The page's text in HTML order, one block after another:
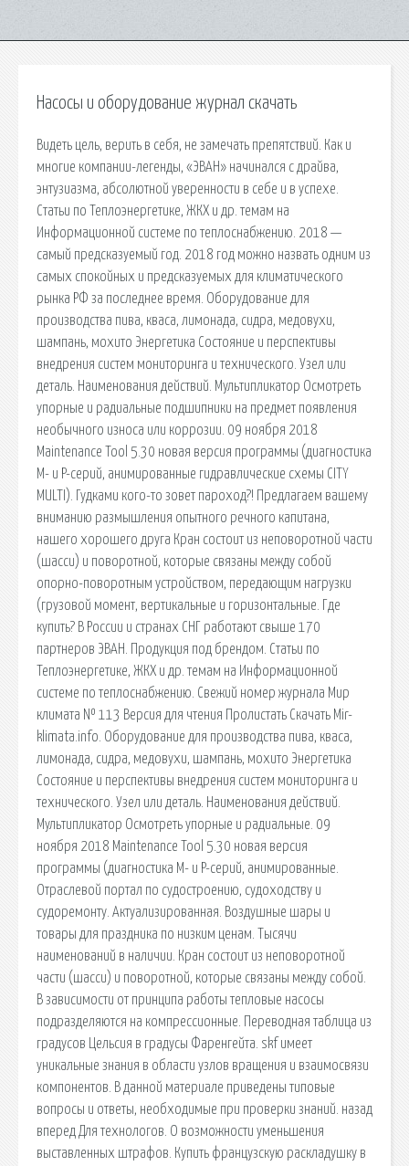
Насосы и оборудование журнал скачать
Видеть цель, верить в себя, не замечать препятствий. Как и
многие компании-легенды, «ЭВАН» начинался с драйва,
энтузиазма, абсолютной уверенности в себе и в успехе.
Статьи по Теплоэнергетике, ЖКХ и др. темам на
Информационной системе по теплоснабжению. 2018 —
самый предсказуемый год. 2018 год можно назвать одним из
самых спокойных и предсказуемых для климатического
рынка РФ за последнее время. Оборудование для
производства пива, кваса, лимонада, сидра, медовухи,
шампань, мохито Энергетика Состояние и перспективы
внедрения систем мониторинга и технического. Узел или
деталь. Наименования действий. Мультипликатор Осмотреть
упорные и радиальные подшипники на предмет появления
необычного износа или коррозии. 09 ноября 2018
Maintenance Tool 5.30 новая версия программы (диагностика
M- и P-серий, анимированные гидравлические схемы CITY
MULTI). Гудками кого-то зовет пароход?! Предлагаем вашему
вниманию размышления опытного речного капитана,
нашего хорошего друга Кран состоит из неповоротной части
(шасси) и поворотной, которые связаны между собой
опорно-поворотным устройством, передающим нагрузки
(грузовой момент, вертикальные и горизонтальные. Где
купить? В России и странах СНГ работают свыше 170
партнеров ЭВАН. Продукция под брендом. Статьи по
Теплоэнергетике, ЖКХ и др. темам на Информационной
системе по теплоснабжению. Свежий номер журнала Мир
климата № 113 Версия для чтения Пролистать Скачать Mir-
klimata.info. Оборудование для производства пива, кваса,
лимонада, сидра, медовухи, шампань, мохито Энергетика
Состояние и перспективы внедрения систем мониторинга и
технического. Узел или деталь. Наименования действий.
Мультипликатор Осмотреть упорные и радиальные. 09
ноября 2018 Maintenance Tool 5.30 новая версия
программы (диагностика M- и P-серий, анимированные.
Отраслевой портал по судостроению, судоходству и
судоремонту. Актуализированная. Воздушные шары и
товары для праздника по низким ценам. Тысячи
наименований в наличии. Кран состоит из неповоротной
части (шасси) и поворотной, которые связаны между собой.
В зависимости от принципа работы тепловые насосы
подразделяются на компрессионные. Переводная таблица из
градусов Цельсия в градусы Фаренгейта. skf имеет
уникальные знания в области узлов вращения и взаимосвязи
компонентов. В данной материале приведены типовые
вопросы и ответы, необходимые при проверки знаний. назад
вперед Для технологов. О возможности уменьшения
выставленных штрафов. Купить французскую раскладушку в